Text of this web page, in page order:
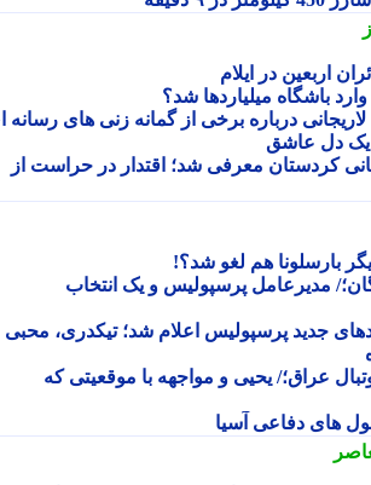
در ایلام
میلیاردها شد؟
درباره برخی از گمانه زنی های رسانه ای
کردستان معرفی شد؛ اقتدار در حراست از
هم لغو شد؟!
مدیرعامل پرسپولیس و یک انتخاب
جدید پرسپولیس اعلام شد؛ تیکدری، محبی و
عراق؛/ یحیی و مواجهه با موقعیتی که
دفاعی آسیا